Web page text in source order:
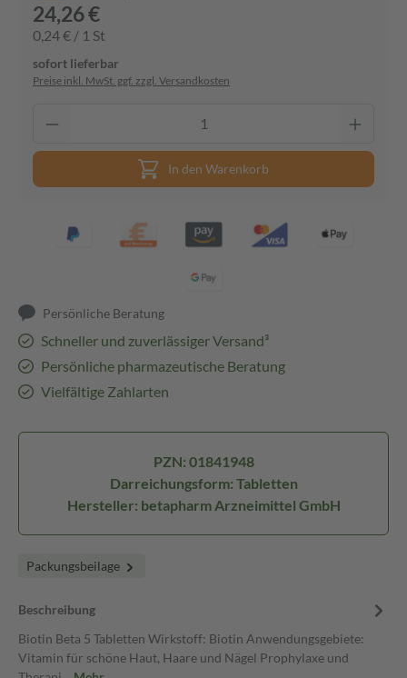
24,26 €
0,24 € / 1 St
sofort lieferbar
Preise inkl. MwSt. ggf. zzgl. Versandkosten
In den Warenkorb
Persönliche Beratung
Schneller und zuverlässiger Versand³
Persönliche pharmazeutische Beratung
Vielfältige Zahlarten
PZN: 01841948
Darreichungsform: Tabletten
Hersteller: betapharm Arzneimittel GmbH
Packungsbeilage
Beschreibung
Biotin Beta 5 Tabletten Wirkstoff: Biotin Anwendungsgebiete:
Vitamin für schöne Haut, Haare und Nägel Prophylaxe und